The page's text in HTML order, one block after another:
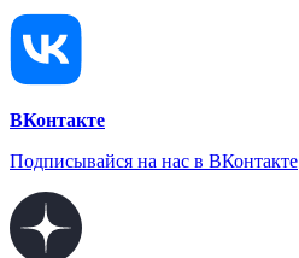
ВКонтакте
Подписывайся на нас в ВКонтакте